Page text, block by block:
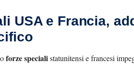
USA e Francia,
forze specialistatunitensi e francesi